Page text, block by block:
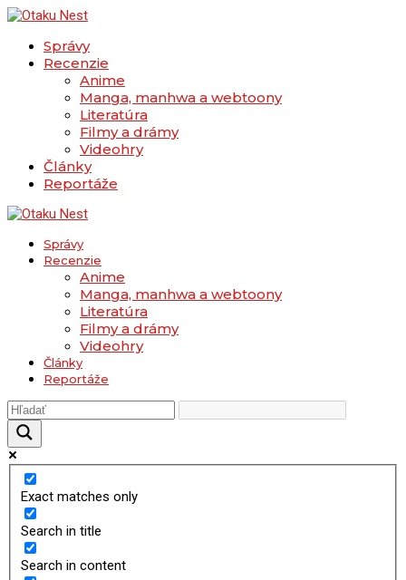
Správy
Recenzie
Anime
Manga, manhwa a webtoony
Literatúra
Filmy a drámy
Videohry
Články
Reportáže
Správy
Recenzie
Anime
Manga, manhwa a webtoony
Literatúra
Filmy a drámy
Videohry
Články
Reportáže
Exact matches only
Search in title
Search in content